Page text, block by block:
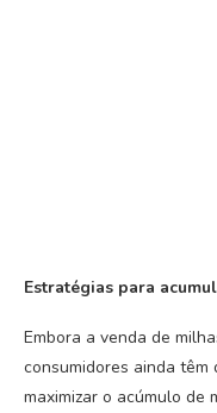
Estratégias para
Embora a venda de
consumidores ainda
maximizar o acúmulo de